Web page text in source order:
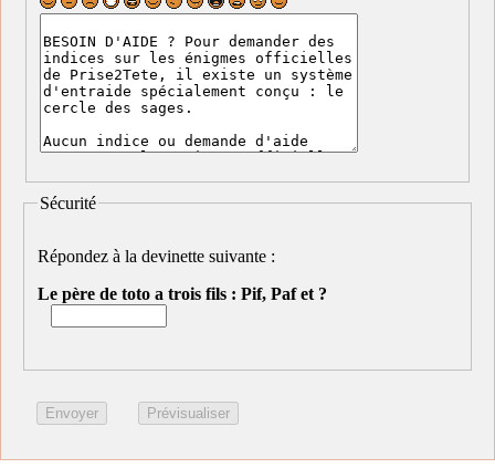
Sécurité
Répondez à la devinette suivante :
Le père de toto a trois fils : Pif, Paf et ?